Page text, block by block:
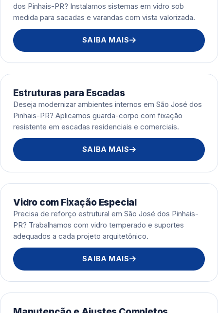
dos Pinhais-PR? Instalamos sistemas em vidro sob
medida para sacadas e varandas com vista valorizada.
SAIBA MAIS
Estruturas para Escadas
Deseja modernizar ambientes internos em São José dos
Pinhais-PR? Aplicamos guarda-corpo com fixação
resistente em escadas residenciais e comerciais.
SAIBA MAIS
Vidro com Fixação Especial
Precisa de reforço estrutural em São José dos Pinhais-
PR? Trabalhamos com vidro temperado e suportes
adequados a cada projeto arquitetônico.
SAIBA MAIS